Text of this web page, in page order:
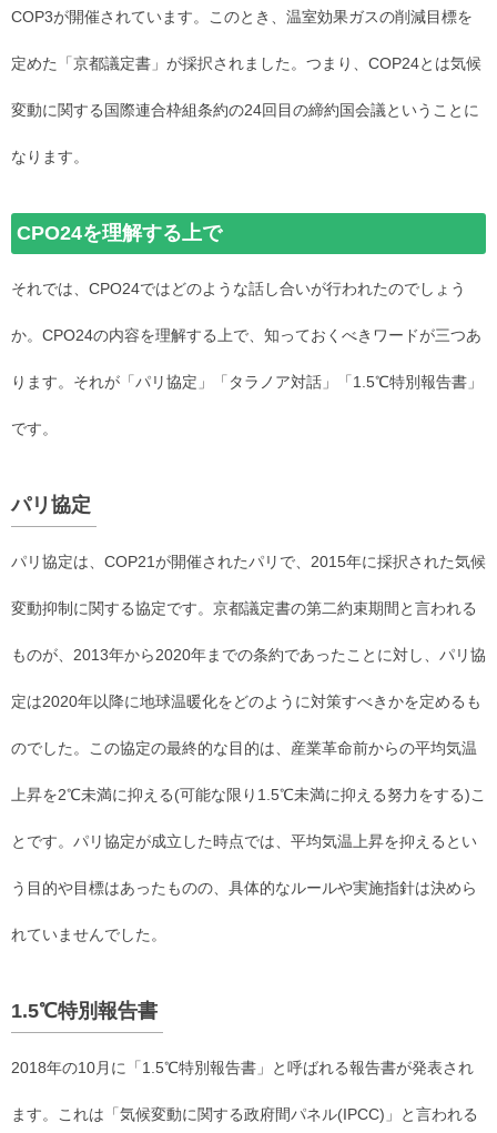
COP3が開催されています。このとき、温室効果ガスの削減目標を
定めた「京都議定書」が採択されました。つまり、COP24とは気候
変動に関する国際連合枠組条約の24回目の締約国会議ということに
なります。
CPO24を理解する上で
それでは、CPO24ではどのような話し合いが行われたのでしょう
か。CPO24の内容を理解する上で、知っておくべきワードが三つあ
ります。それが「パリ協定」「タラノア対話」「1.5℃特別報告書」
です。
パリ協定
パリ協定は、COP21が開催されたパリで、2015年に採択された気候
変動抑制に関する協定です。京都議定書の第二約束期間と言われる
ものが、2013年から2020年までの条約であったことに対し、パリ協
定は2020年以降に地球温暖化をどのように対策すべきかを定めるも
のでした。この協定の最終的な目的は、産業革命前からの平均気温
上昇を2℃未満に抑える(可能な限り1.5℃未満に抑える努力をする)こ
とです。パリ協定が成立した時点では、平均気温上昇を抑えるとい
う目的や目標はあったものの、具体的なルールや実施指針は決めら
れていませんでした。
1.5℃特別報告書
2018年の10月に「1.5℃特別報告書」と呼ばれる報告書が発表され
ます。これは「気候変動に関する政府間パネル(IPCC)」と言われる